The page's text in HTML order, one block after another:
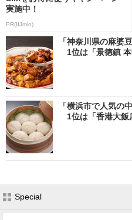
実施中！
PR(IIJmio)
「神奈川県の麻婆
1位は「景徳鎮
「横浜市で人気の
1位は「香港大飯
Special